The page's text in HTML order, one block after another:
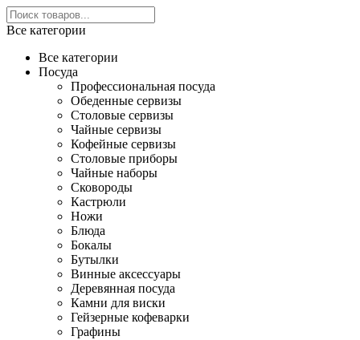
Все категории
Все категории
Посуда
Профессиональная посуда
Обеденные сервизы
Столовые сервизы
Чайные сервизы
Кофейные сервизы
Столовые приборы
Чайные наборы
Сковороды
Кастрюли
Ножи
Блюда
Бокалы
Бутылки
Винные аксессуары
Деревянная посуда
Камни для виски
Гейзерные кофеварки
Графины